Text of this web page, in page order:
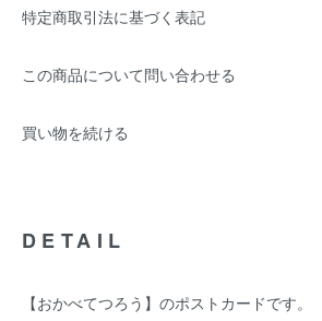
特定商取引法に基づく表記
この商品について問い合わせる
買い物を続ける
DETAIL
【おかべてつろう】のポストカードです。